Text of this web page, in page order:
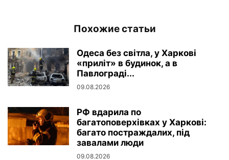
Похожие статьи
Одеса без світла, у Харкові
«приліт» в будинок, а в
Павлограді...
09.08.2026
РФ вдарила по
багатоповерхівках у Харкові:
багато постраждалих, під
завалами люди
09.08.2026